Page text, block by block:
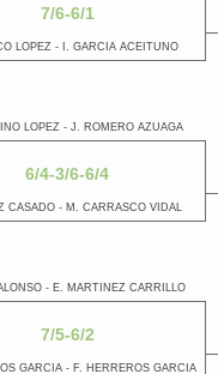
7/6-6/1
LOPEZ - I. GARCIA ACEITUNO
LOPEZ - J. ROMERO AZUAGA
6/4-3/6-6/4
CASADO - M. CARRASCO VIDAL
- E. MARTINEZ CARRILLO
7/5-6/2
GARCIA - F. HERREROS GARCIA